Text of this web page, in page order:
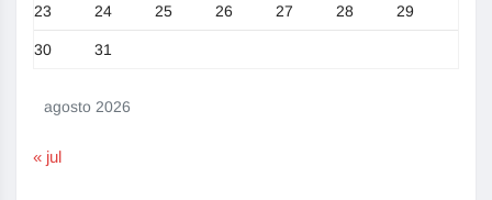
agosto 2026
23 24 25 26 27 28 29
30 31
« jul